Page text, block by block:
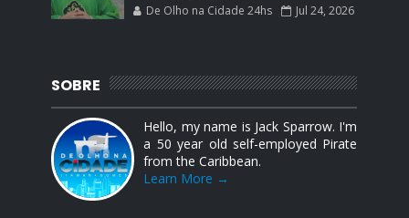
De Olho na Cidade 24hs Jul 24, 2026
SOBRE
Hello, my name is Jack Sparrow. I'm
a 50 year old self-employed Pirate
from the Caribbean.
Learn More →